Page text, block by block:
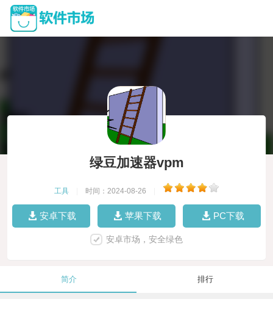
绿豆加速器vpm
工具 时间：2024-08-26
安卓下载 苹果下载 PC下载
安卓市场，安全绿色
简介 排行